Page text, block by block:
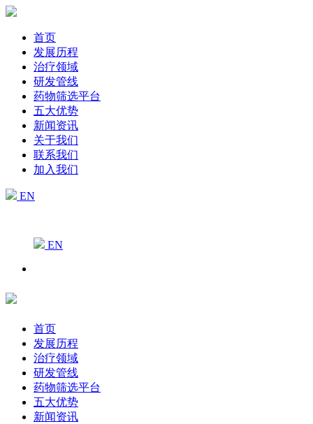
首页
发展历程
治疗领域
研发管线
药物筛选平台
五大优势
新闻资讯
关于我们
联系我们
加入我们
EN
EN
首页
发展历程
治疗领域
研发管线
药物筛选平台
五大优势
新闻资讯